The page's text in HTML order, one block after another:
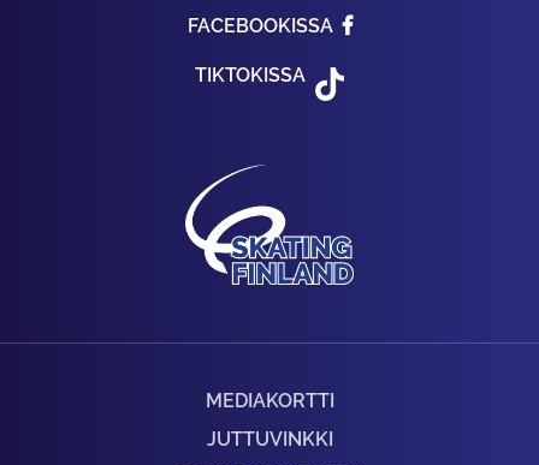
FACEBOOKISSA
TIKTOKISSA
MEDIAKORTTI
JUTTUVINKKI